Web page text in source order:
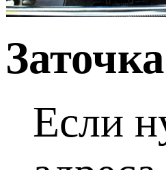
Если